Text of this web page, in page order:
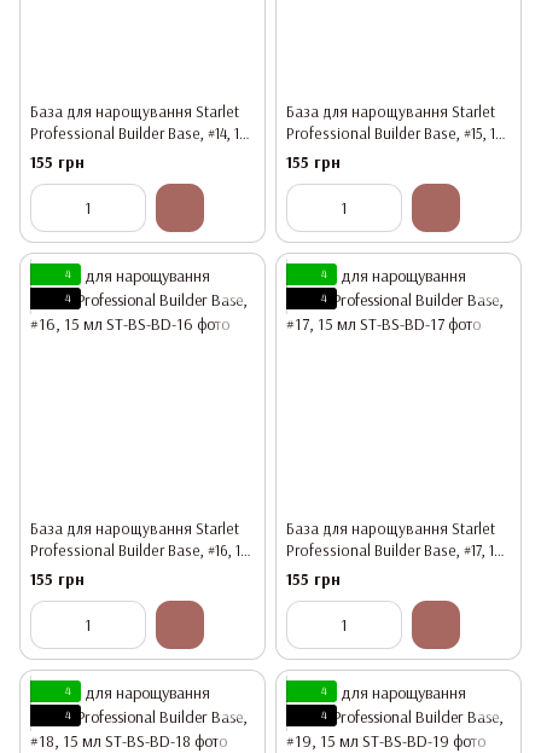
База для нарощування Starlet
Professional Builder Base, #14, 15
мл
155 грн
База для нарощування Starlet
Professional Builder Base, #15, 15
мл
155 грн
4
4
База для нарощування Starlet
Professional Builder Base, #16, 15
мл
155 грн
4
4
База для нарощування Starlet
Professional Builder Base, #17, 15
мл
155 грн
4
4
4
4